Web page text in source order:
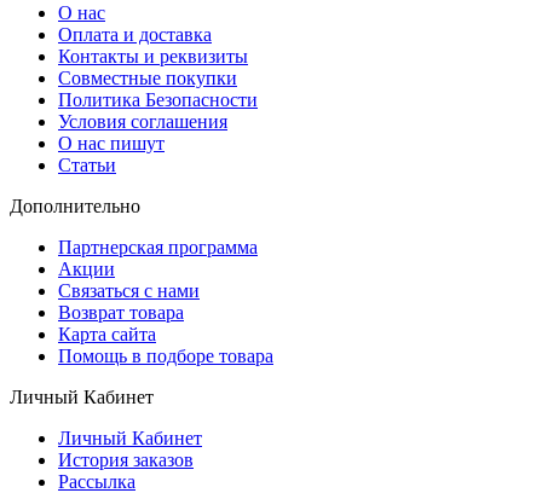
О нас
Оплата и доставка
Контакты и реквизиты
Совместные покупки
Политика Безопасности
Условия соглашения
О нас пишут
Статьи
Дополнительно
Партнерская программа
Акции
Связаться с нами
Возврат товара
Карта сайта
Помощь в подборе товара
Личный Кабинет
Личный Кабинет
История заказов
Рассылка